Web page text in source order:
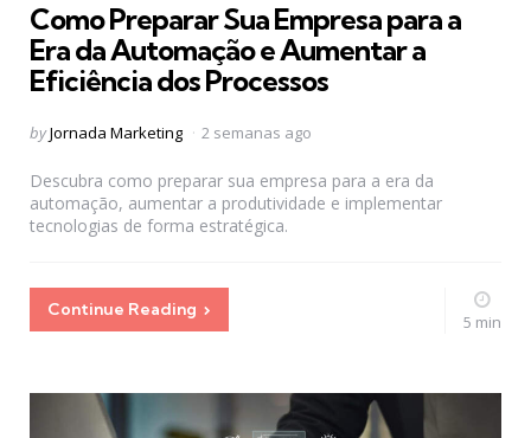
Como Preparar Sua Empresa para a
Era da Automação e Aumentar a
Eficiência dos Processos
Posted
byJornada Marketing 2 semanas ago
Descubra como preparar sua empresa para a era da
automação, aumentar a produtividade e implementar
tecnologias de forma estratégica.
Continue Reading
5 min